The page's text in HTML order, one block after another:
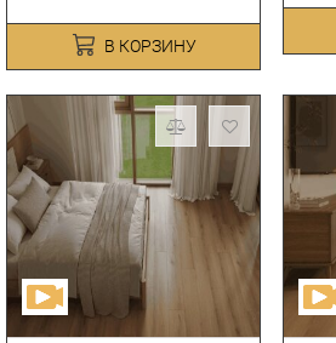
В КОРЗИНУ